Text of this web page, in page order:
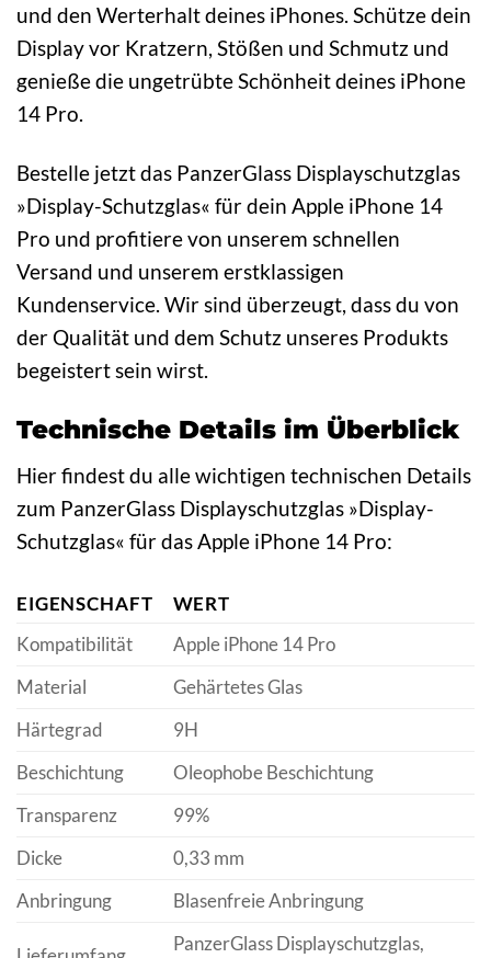
und den Werterhalt deines iPhones. Schütze dein
Display vor Kratzern, Stößen und Schmutz und
genieße die ungetrübte Schönheit deines iPhone
14 Pro.
Bestelle jetzt das PanzerGlass Displayschutzglas
»Display-Schutzglas« für dein Apple iPhone 14
Pro und profitiere von unserem schnellen
Versand und unserem erstklassigen
Kundenservice. Wir sind überzeugt, dass du von
der Qualität und dem Schutz unseres Produkts
begeistert sein wirst.
Technische Details im Überblick
Hier findest du alle wichtigen technischen Details
zum PanzerGlass Displayschutzglas »Display-
Schutzglas« für das Apple iPhone 14 Pro:
EIGENSCHAFT
WERT
Kompatibilität
Apple iPhone 14 Pro
Material
Gehärtetes Glas
Härtegrad
9H
Beschichtung
Oleophobe Beschichtung
Transparenz
99%
Dicke
0,33 mm
Anbringung
Blasenfreie Anbringung
PanzerGlass Displayschutzglas,